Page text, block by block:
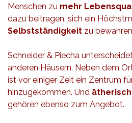
Menschen zu mehr
dazu beitragen, sich ein
Selbstständigkeit zu
Schneider & Piecha
anderen Häusern. Neben dem
ist vor einiger Zeit ein Zentrum
hinzugekommen. Und
gehören ebenso zum Angebot.